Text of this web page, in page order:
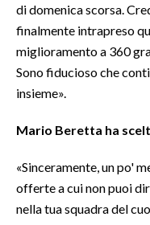
STORE
di domenica scorsa.
finalmente intrapreso
miglioramento a 360
Sono fiducioso che
insieme».
Mario Beretta ha
«Sinceramente, un po'
offerte a cui non puoi
nella tua squadra del